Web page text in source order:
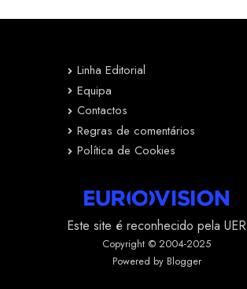
Linha Editorial
Equipa
Contactos
Regras de comentários
Política de Cookies
Este site é reconhecido pela UER
Copyright © 2004-2025
Powered by Blogger